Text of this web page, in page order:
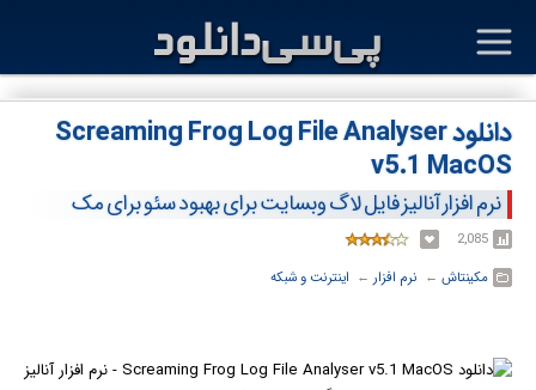
دانلود Screaming Frog Log File Analyser
v5.1 MacOS
نرم افزار آنالیز فایل لاگ وبسایت برای بهبود سئو برای مک
2,085
مکینتاش ← ‏ نرم افزار ← ‏ اینترنت و شبکه